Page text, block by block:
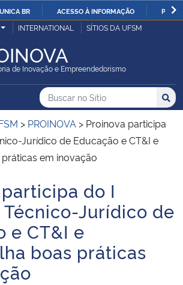
IR
O
BR ACESSO À INFORMAÇÃO
Pública
Pecuária e Abastecimento
INTERNATIONAL SÍTIOS DA UFSM
de Inovação e Empreendedorismo
Principal do Sítio
Busca
Buscar no no Sítio
Busca:
> PROINOVA > Proinova participa
Jurídico de Educação e CT&I e
em inovação
do I
Jurídico de
e CT&I e
boas práticas